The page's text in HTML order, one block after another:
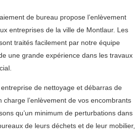
de bureau propose l’enlèvement
entreprises de la ville de Montlaur. Les
traités facilement par notre équipe
une grande expérience dans les travaux
de nettoyage et débarras de
l’enlèvement de vos encombrants
qu’un minimum de perturbations dans
de leurs déchets et de leur mobilier,